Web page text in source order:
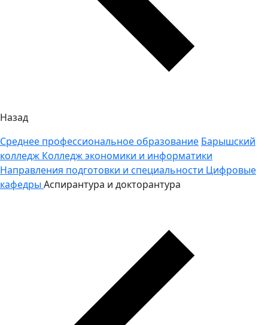
Назад
Среднее профессиональное образование Барышский
колледж Колледж экономики и информатики
Направления подготовки и специальности Цифровые
кафедры Аспирантура и докторантура